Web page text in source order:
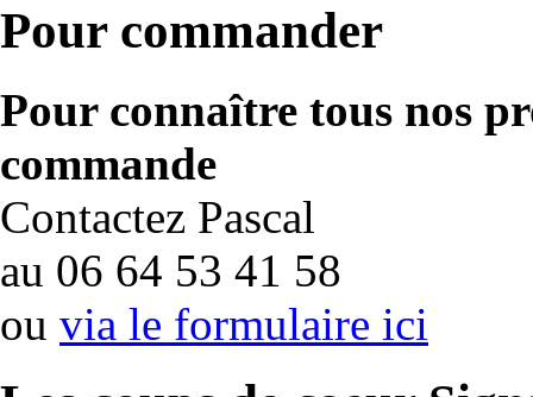
Pour commander
Pour connaître tous nos
commande
Contactez Pascal
au 06 64 53 41 58
ou via le formulaire ici